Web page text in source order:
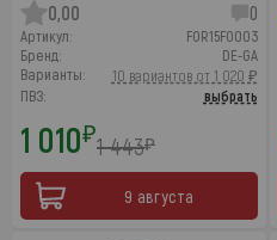
0,00
0
Артикул:
FOR15FO003
Бренд:
DE-GA
Варианты:
10 вариантов от 1 020 ₽
ПВЗ:
выбрать
1 010₽1 443₽
9 августа